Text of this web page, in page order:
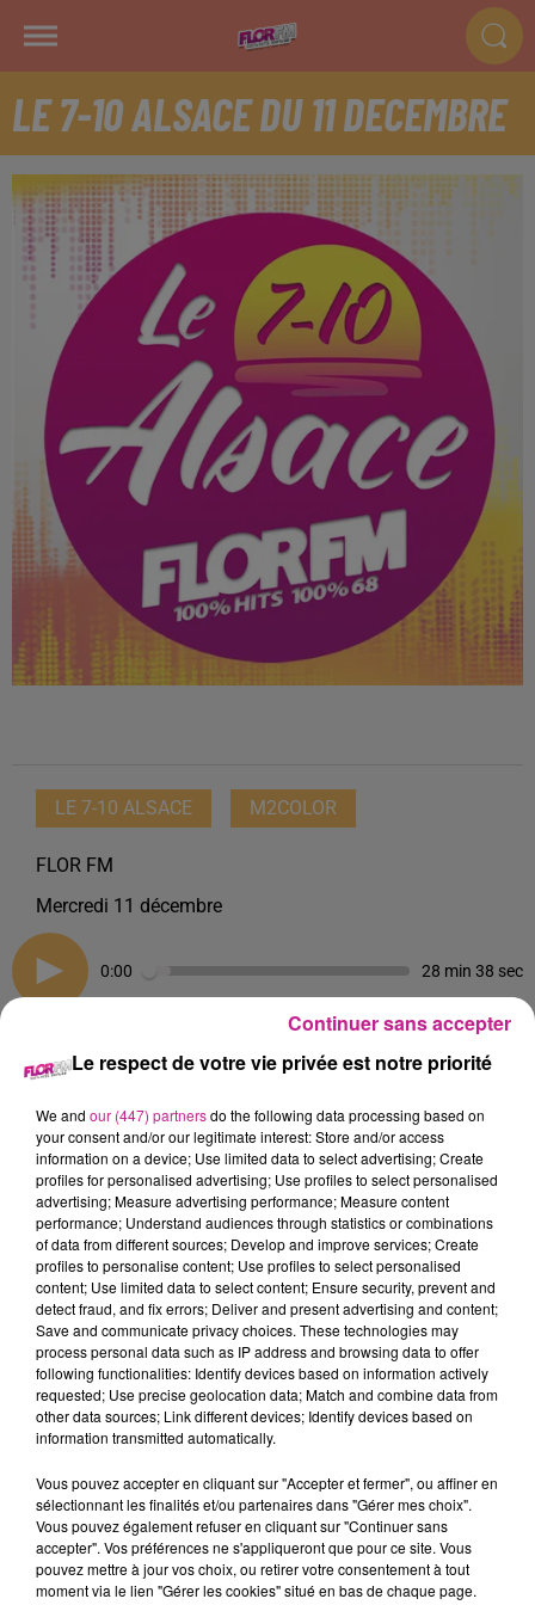
LE 7-10 ALSACE DU 11 DECEMBRE
LE 7-10 ALSACE M2COLOR
FLOR FM
Mercredi 11 décembre
0:00 28 min 38 sec
11 décembre 2024 - 28 min 38 sec
LE 7-10 ALSACE DU 11 DECEMBRE
Retrouvez les meilleurs moments du 7-10 Alsace avecM2
Color, votre façadier dans le Haut-Rhin.
13h36
13h36 13h33
13h33 13h31
13h31
Le respect de votre vie privée est notre priorité
We and our (447) partnersdo the following data processing based on
your consent and/or our legitimate interest: Store and/or access
information on a device; Use limited data to select advertising; Create
profiles for personalised advertising; Use profiles to select personalised
advertising; Measure advertising performance; Measure content
performance; Understand audiences through statistics or combinations
of data from different sources; Develop and improve services; Create
profiles to personalise content; Use profiles to select personalised
content; Use limited data to select content; Ensure security, prevent and
detect fraud, and fix errors; Deliver and present advertising and content;
Save and communicate privacy choices. These technologies may
process personal data such as IP address and browsing data to offer
following functionalities: Identify devices based on information actively
requested; Use precise geolocation data; Match and combine data from
other data sources; Link different devices; Identify devices based on
information transmitted automatically.
Vous pouvez accepter en cliquant sur "Accepter et fermer", ou affiner en
sélectionnant les finalités et/ou partenaires dans "Gérer mes choix".
Vous pouvez également refuser en cliquant sur "Continuer sans
accepter". Vos préférences ne s'appliqueront que pour ce site. Vous
pouvez mettre à jour vos choix, ou retirer votre consentement à tout
moment via le lien "Gérer les cookies" situé en bas de chaque page.
Continuer sans accepter